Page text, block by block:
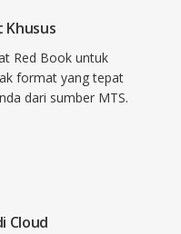
Red Book untuk
format yang tepat
dari sumber MTS.
Cloud